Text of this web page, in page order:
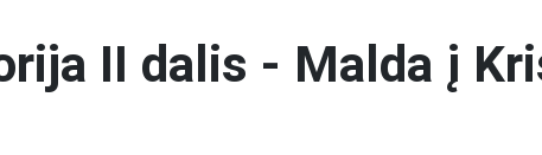
II dalis - Malda į